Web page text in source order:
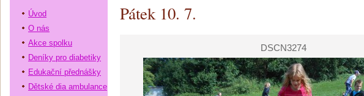
Pátek 10. 7.
DSCN3274
Úvod
O nás
Akce spolku
Deníky pro diabetiky
Edukační přednášky
Dětské dia ambulance